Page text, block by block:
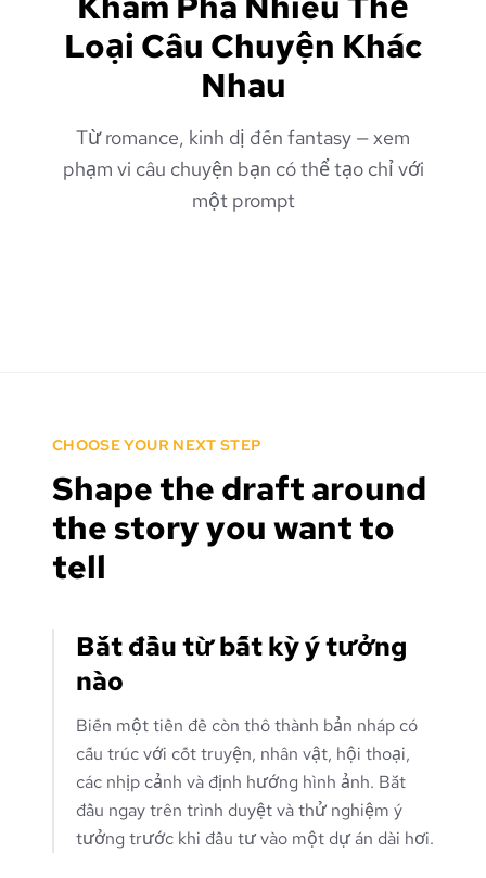
Loại Câu Chuyện Khác
Nhau
Từ romance, kinh dị đến fantasy — xem
phạm vi câu chuyện bạn có thể tạo chỉ với
một prompt
CHOOSE YOUR NEXT STEP
Shape the draft around
the story you want to
tell
Bắt đầu từ bất kỳ ý tưởng
nào
Biến một tiền đề còn thô thành bản nháp có
cấu trúc với cốt truyện, nhân vật, hội thoại,
các nhịp cảnh và định hướng hình ảnh. Bắt
đầu ngay trên trình duyệt và thử nghiệm ý
tưởng trước khi đầu tư vào một dự án dài hơi.